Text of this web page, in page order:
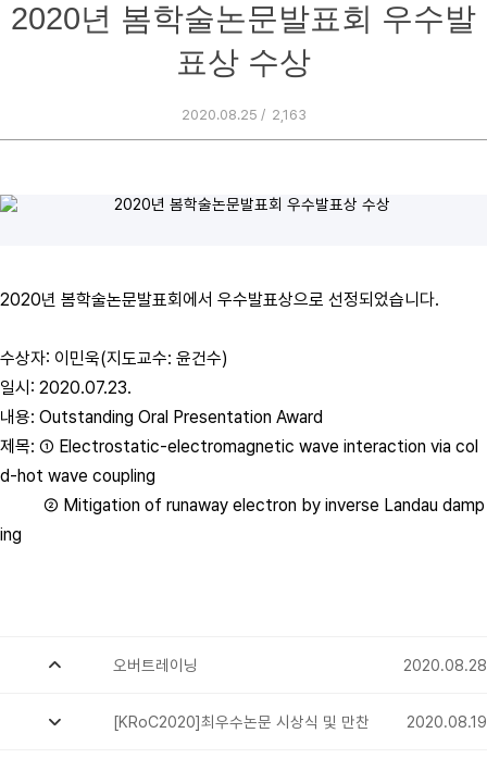
2020년 봄학술논문발표회 우수발
표상 수상
2020.08.25 / 2,163
2020년 봄학술논문발표회에서 우수발표상으로 선정되었습니다.
수상자: 이민욱(지도교수: 윤건수)
일시: 2020.07.23.
내용: Outstanding Oral Presentation Award
제목: ① Electrostatic-electromagnetic wave interaction via col
d-hot wave coupling
② Mitigation of runaway electron by inverse Landau damp
ing
오버트레이닝 2020.08.28
[KRoC2020]최우수논문 시상식 및 만찬 2020.08.19